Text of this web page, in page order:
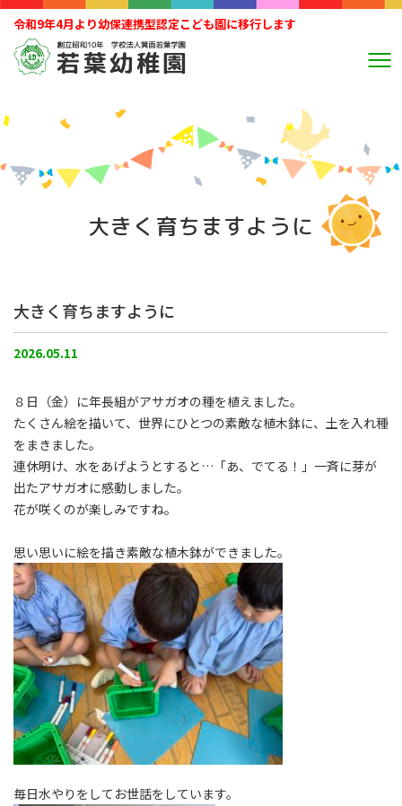
令和9年4月より幼保連携型認定こども園に移行します
大きく育ちますように
大きく育ちますように
2026.05.11
８日（金）に年長組がアサガオの種を植えました。
たくさん絵を描いて、世界にひとつの素敵な植木鉢に、土を入れ種
をまきました。
連休明け、水をあげようとすると…「あ、でてる！」一斉に芽が
出たアサガオに感動しました。
花が咲くのが楽しみですね。
思い思いに絵を描き素敵な植木鉢ができました。
毎日水やりをしてお世話をしています。